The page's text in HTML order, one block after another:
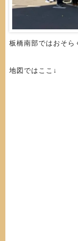
板橋南部ではおそら
地図ではここ↓